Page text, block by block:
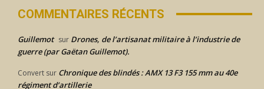
COMMENTAIRES RÉCENTS
Guillemot sur Drones, de l’artisanat militaire à l’industrie de
guerre (par Gaëtan Guillemot).
Convert sur Chronique des blindés : AMX 13 F3 155 mm au 40e
régiment d’artillerie